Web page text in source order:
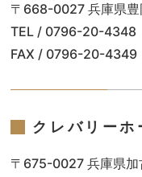
〒668-0027 兵庫県
TEL / 0796-20-4348
FAX / 0796-20-4349
クレバリーホ
〒675-0027 兵庫県加